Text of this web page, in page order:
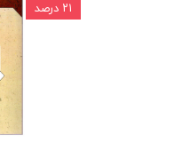
۲۱ درصد